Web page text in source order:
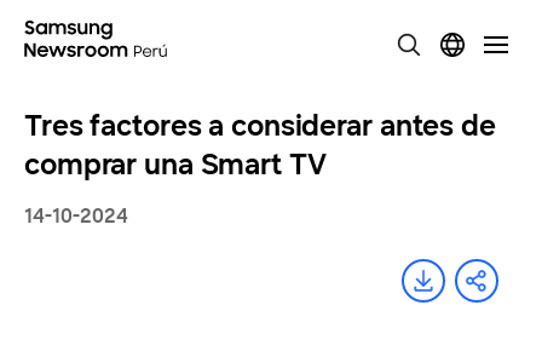
Tres factores a considerar antes de
comprar una Smart TV
14-10-2024